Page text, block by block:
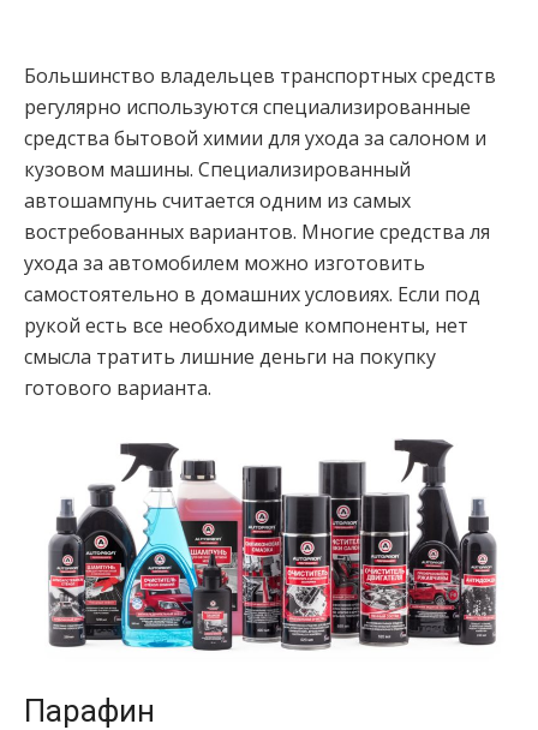
Большинство владельцев транспортных средств
регулярно используются специализированные
средства бытовой химии для ухода за салоном и
кузовом машины. Специализированный
автошампунь считается одним из самых
востребованных вариантов. Многие средства ля
ухода за автомобилем можно изготовить
самостоятельно в домашних условиях. Если под
рукой есть все необходимые компоненты, нет
смысла тратить лишние деньги на покупку
готового варианта.
Парафин